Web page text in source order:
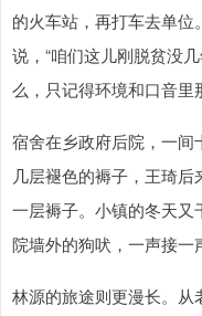
的火车站，再打车去单
说，“咱们这儿刚脱贫没
么，只记得环境和口音里
宿舍在乡政府后院，一
几层褪色的褥子，王琦
一层褥子。小镇的冬天
院墙外的狗吠，一声接一
林源的旅途则更漫长。从